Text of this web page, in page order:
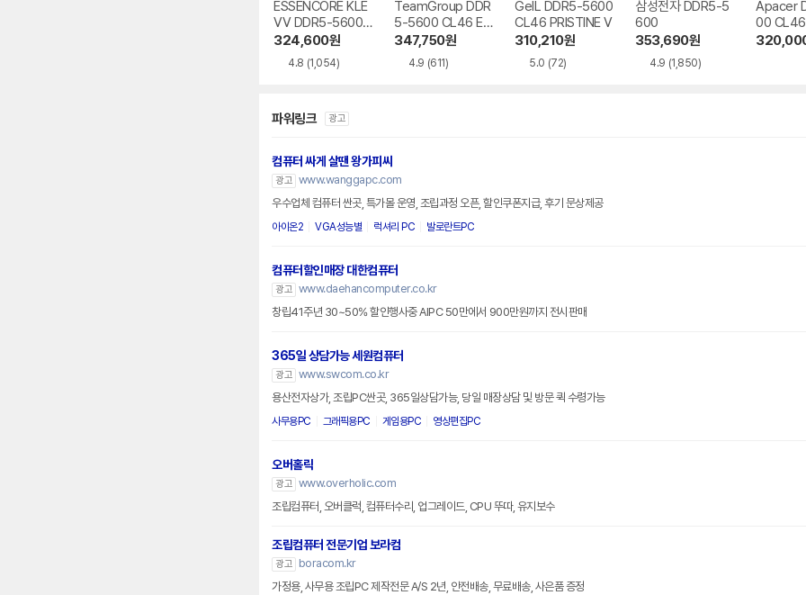
ESSENCORE KLE
VV DDR5-5600
CL46 파인인포
324,600원
4.8 (1,054)
TeamGroup DDR
5-5600 CL46 Elit
e 서린
347,750원
4.9 (611)
GeIL DDR5-5600
CL46 PRISTINE V
310,210원
5.0 (72)
삼성전자 DDR5-5
600
353,690원
4.9 (1,850)
Apacer
00 CL46
파워링크 광고
컴퓨터 싸게 살땐 왕가피씨
광고 www.wanggapc.com
우수업체 컴퓨터 싼곳, 특가몰 운영, 조립과정 오픈, 할인쿠폰지급, 후기 문상제공
아이온2 VGA성능별 럭셔리 PC 발로란트PC
컴퓨터할인매장 대한컴퓨터
광고 www.daehancomputer.co.kr
창립41주년 30~50% 할인행사중 AIPC 50만에서 900만원까지 전시판매
365일 상담가능 세원컴퓨터
광고 www.swcom.co.kr
용산전자상가, 조립PC싼곳, 365일상담가능, 당일 매장상담 및 방문 퀵 수령가능
사무용PC 그래픽용PC 게임용PC 영상편집PC
오버홀릭
광고 www.overholic.com
조립컴퓨터, 오버클럭, 컴퓨터수리, 업그레이드, CPU 뚜따, 유지보수
조립컴퓨터 전문기업 보라컴
광고
boracom.kr
가정용, 사무용 조립PC 제작전문 A/S 2년, 안전배송, 무료배송, 사은품 증정